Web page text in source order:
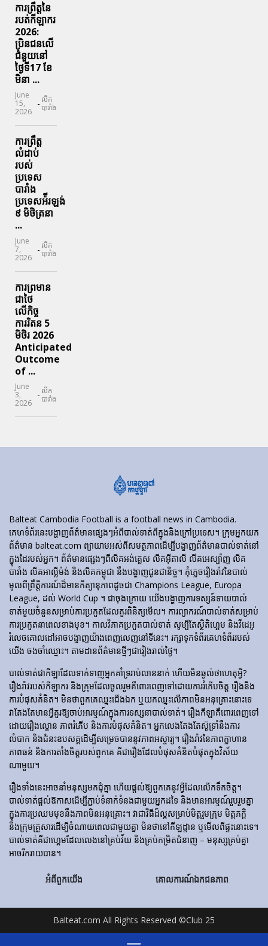
ការព្រឹត្តនៃ
របត់កីឡាករ
2026:
ប្រិនជនលើ
ជំនួយនៅ
ថ្ងៃទី17 ខែ
មិនា ...
June
15,
2026
- លីក
បារាំង
ការព្រឹត្ត
លំដាប់
របស់
ប្រទេស
បារាំង
ប្រទេសអ៉ីរឡង់
៩ មិថិត្រនា
...
June
7,
2026
- លីក
បារាំង
ការព្រមាន
ជាថៃ
លើកិច្ច
ការរិតន 5
មិថិរ 2026
Anticipated
Outcome
of ...
June
3,
2026
- លីក
បារាំង
Balteat Cambodia Football is a football news in Cambodia.
គេហទំព័រ​នេះ​បង្ហាញ​ព័ត៌មាន​ផ្សេងៗ​អំពី​បាល់ទាត់​ពី​ក្នុង​និង​ក្រៅ​ប្រទេស។ ក្រុមអ្នកយក
ព័ត៌មាន balteat.com ព្យាយាមអស់ពីសមត្ថភាពដើម្បីបង្ហាញព័ត៌មានបាល់ទាត់នៅ
ក្នុងដៃរបស់អ្នក។ ព័ត៌មានផ្សេងៗពីលីគអង់គ្លេស លីគអ៊ីតាលី លីគអេស្ប៉ាញ លីគ
បារាំង លីគអាល្លឺម៉ង់ និងលីគកម្ពុជា នឹងបង្ហាញជូនជានិច្ច។ កុំភ្លេចរឿងរ៉ាវនៃបាល់
មូលពីព្រឹត្តិការណ៍ដ៏មានកិត្យានុភាពដូចជា Champions League, Europa
League, ដល់ World Cup ។ ជាចុងក្រោយ យើងបង្ហាញការទស្សន៍ទាយបាល់
ទាត់មួយចំនួនសម្រាប់ការប្រកួតដែលគួរពិនិត្យមើល។ ការព្យាករណ៍បាល់ទាត់សម្រាប់
ការប្រកួតនាពេលខាងមុខ។ កាលវិភាគប្រកួតបាល់ទាត់ សូម្បីតែស្ថិតិហ្គេម និងវីដេអូ
រំលេចគោលដៅអាចបង្ហាញយ៉ាងពេញលេញនៅទីនេះ។ រក្សាទុកទំព័រគេហទំព័ររបស់
យើង ចងចាំឈ្មោះ។ តាមដានព័ត៌មានថ្មីៗជារៀងរាល់ថ្ងៃ។
បាល់ទាត់​ជា​កីឡា​ដែល​ទាក់​ទាញ​អ្នក​គាំទ្រ​រាប់​លាន​នាក់ ហើយ​មិន​ឆ្ងល់​ថា​ហេតុអ្វី?
រឿងរ៉ាវ​របស់​កីឡាករ និង​ក្រុម​ដែល​ចូលរួម​គឺ​ពោរពេញ​ទៅ​ដោយ​ការ​រំភើប​ចិត្ត រឿង​និង​
ការ​បំផុស​គំនិត។ មិនថាពួកគេឈ្នះជើងឯក ឬយកឈ្នះលើភាពមិនអនុគ្រោះនោះទេ
វាតែងតែមានអ្វីគួរឱ្យចាប់អារម្មណ៍ក្នុងការទស្សនាបាល់ទាត់។ រឿង​កីឡា​គឺ​ពោរពេញ​ទៅ​
ដោយ​រឿង​ល្ខោន ភាព​រំភើប និង​ការ​បំផុស​គំនិត។ អ្នកលេងតែងតែស៊ូទ្រាំនឹងការ
លំបាក និងជំនះឧបសគ្គដើម្បីសម្រេចបាននូវភាពអស្ចារ្យ។ រឿងរ៉ាវនៃភាពក្លាហាន
ភាពធន់ និងការតាំងចិត្តរបស់ពួកគេ គឺជារឿងដែលបំផុសគំនិតបំផុតក្នុងវិស័យ
ណាមួយ។
រឿងទាំងនេះអាចនាំមនុស្សមកជុំគ្នា ហើយផ្តល់ឱ្យពួកគេនូវអ្វីដែលលើកទឹកចិត្ត។
បាល់ទាត់ផ្តល់ឱកាសដើម្បីភ្ជាប់ទំនាក់ទំនងជាមួយអ្នកដទៃ និងមានអារម្មណ៍រួបរួមគ្នា
ក្នុងការប្រឈមមុខនឹងភាពមិនអនុគ្រោះ។ វាជាវិធីដ៏ល្អសម្រាប់មិត្តរួមក្រុម មិត្តភក្តិ
និងក្រុមគ្រួសារដើម្បីចំណាយពេលជាមួយគ្នា មិនថានៅកីឡដ្ឋាន ឬមើលពីផ្ទះនោះទេ។
បាល់ទាត់គឺជាហ្គេមដែលលេងនៅគ្រប់វ័យ និងគ្រប់កម្រិតជំនាញ – មនុស្សគ្រប់គ្នា
អាចរីករាយបាន។
អំពីពួកយើង គោលការណ៍ឯកជនភាព
Balteat.com All Rights Reserved ©Club 25